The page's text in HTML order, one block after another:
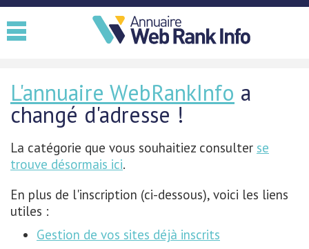
L'annuaire WebRankInfo a
changé d'adresse !
La catégorie que vous souhaitiez consulter se
trouve désormais ici.
En plus de l'inscription (ci-dessous), voici les liens
utiles :
Gestion de vos sites déjà inscrits